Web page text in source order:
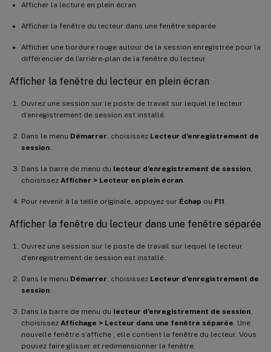
Afficher la lecture en plein écran
Afficher la fenêtre du lecteur dans une fenêtre séparée
Afficher une bordure rouge autour de la session enregistrée pour la
différencier de l’arrière-plan de la fenêtre du lecteur
Afficher la fenêtre du lecteur en plein écran
Ouvrez une session sur le poste de travail sur lequel le lecteur
d’enregistrement de session est installé.
Dans le menu Démarrer , choisissez Lecteur d’enregistrement de
session
Dans la barre de menu du lecteur d’enregistrement de session
choisissez Afficher > Lecteur en plein écran
Pour revenir à la taille originale, appuyez sur Échap ou F11
Afficher la fenêtre du lecteur dans une fenêtre séparée
Ouvrez une session sur le poste de travail sur lequel le lecteur
d’enregistrement de session est installé.
Dans le menu Démarrer , choisissez Lecteur d’enregistrement de
session
Dans la barre de menu du lecteur d’enregistrement de session
choisissez Affichage > Lecteur dans une fenêtre séparée . Une
nouvelle fenêtre s’affiche ; elle contient la fenêtre du lecteur. Vous
pouvez faire glisser et redimensionner la fenêtre.